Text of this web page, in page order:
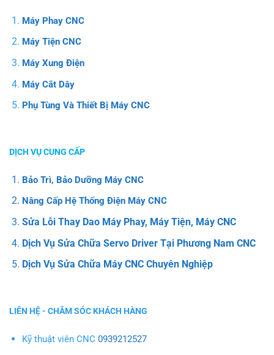
Máy Phay CNC
Máy Tiện CNC
Máy Xung Điện
Máy Cắt Dây
Phụ Tùng Và Thiết Bị Máy CNC
DỊCH VỤ CUNG CẤP
Bảo Trì, Bảo Dưỡng Máy CNC
Nâng Cấp Hệ Thống Điện Máy CNC
Sửa Lỗi Thay Dao Máy Phay, Máy Tiện, Máy CNC
Dịch Vụ Sửa Chữa Servo Driver Tại Phương Nam CNC
Dịch Vụ Sửa Chữa Máy CNC Chuyên Nghiệp
LIÊN HỆ - CHĂM SÓC KHÁCH HÀNG
Kỹ thuật viên CNC 0939212527